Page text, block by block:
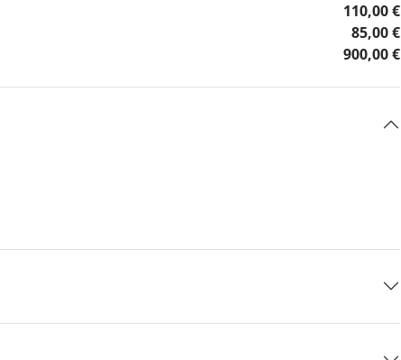
110,00 €
85,00 €
900,00 €